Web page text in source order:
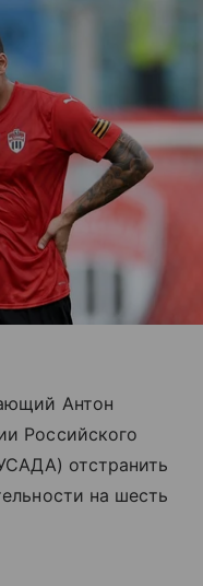
Антон
Российского
отстранить
на шесть